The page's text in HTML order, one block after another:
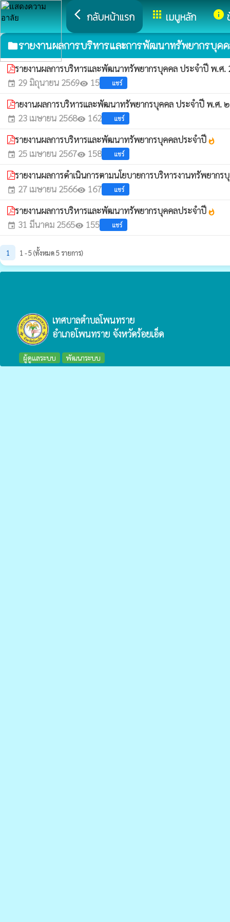
arrow_back_ios กลับหน้าแรก appsเมนูหลัก info
folderรายงานผลการบริหารและการพัฒนาทรัพยากรบุค
รายงานผลการบริหารและพัฒนาทรัพยากรบุคคล ประจำปี พ.ศ.
event 29 มิถุนายน 2569visibility 15 แชร์
ายงานผลการบริหารและพัฒนาทรัพยากรบุคคล ประจำปี พ.ศ
event 23 เมษายน 2568visibility 162 แชร์
รายงานผลการบริหารและพัฒนาทรัพยากรบุคคลประจำปี whatshot
event 25 เมษายน 2567visibility 158 แชร์
รายงานผลการดำเนินการตามนโยบายการบริหารงานทรัพยาก
event 27 เมษายน 2566visibility 167 แชร์
รายงานผลการบริหารและพัฒนาทรัพยากรบุคคลประจำปี whatshot
event 31 มีนาคม 2565visibility 155 แชร์
1 1 - 5 (ทั้งหมด 5 รายการ)
เทศบาลตำบลโพนทราย
อำเภอโพนทราย จังหวัดร้อยเอ็ด
ผู้ดูแลระบบ พัฒนาระบบ